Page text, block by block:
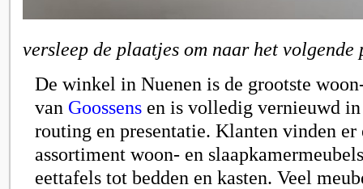
versleep de plaatjes om naar het
De winkel in Nuenen is de grootste
van Goossens en is volledig vernieuwd
routing en presentatie. Klanten vinden er
assortiment woon- en
eettafels tot bedden en kasten. Veel